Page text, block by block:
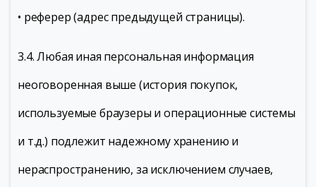
• реферер (адрес предыдущей страницы).
3.4. Любая иная персональная информация
неоговоренная выше (история покупок,
используемые браузеры и операционные системы
и т.д.) подлежит надежному хранению и
нераспространению, за исключением случаев,